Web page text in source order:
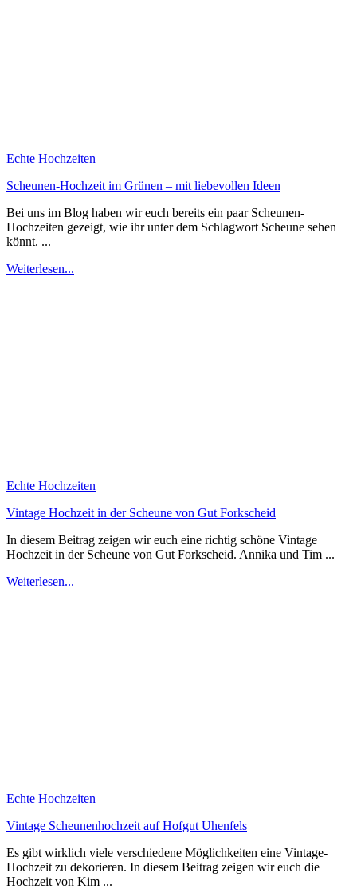
Echte Hochzeiten
Scheunen-Hochzeit im Grünen – mit liebevollen Ideen
Bei uns im Blog haben wir euch bereits ein paar Scheunen-
Hochzeiten gezeigt, wie ihr unter dem Schlagwort Scheune sehen
könnt. ...
Weiterlesen...
Echte Hochzeiten
Vintage Hochzeit in der Scheune von Gut Forkscheid
In diesem Beitrag zeigen wir euch eine richtig schöne Vintage
Hochzeit in der Scheune von Gut Forkscheid. Annika und Tim ...
Weiterlesen...
Echte Hochzeiten
Vintage Scheunenhochzeit auf Hofgut Uhenfels
Es gibt wirklich viele verschiedene Möglichkeiten eine Vintage-
Hochzeit zu dekorieren. In diesem Beitrag zeigen wir euch die
Hochzeit von Kim ...